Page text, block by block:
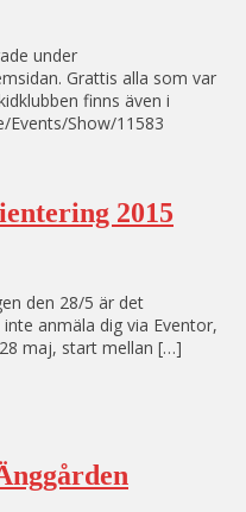
under
Grattis alla som var
finns även i
Events/Show/11583
2015
den 28/5 är det
anmäla dig via Eventor,
maj, start mellan […]